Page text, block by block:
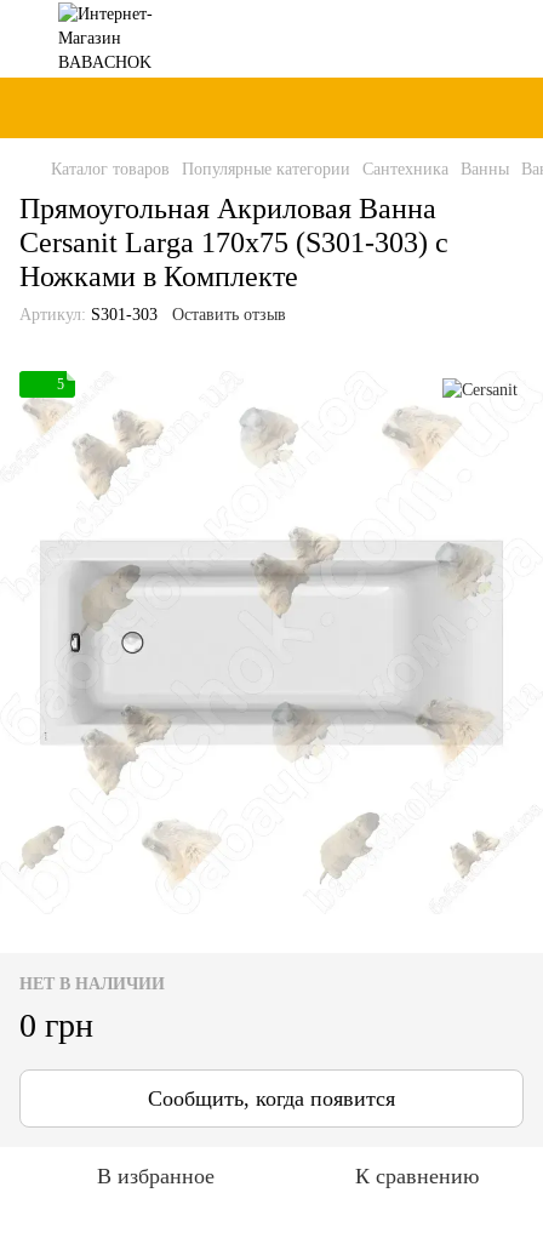
Каталог товаров Популярные категории Сантехника Ванны
Прямоугольная Акриловая Ванна
Cersanit Larga 170x75 (S301-303) с
Ножками в Комплекте
Артикул: S301-303 Оставить отзыв
5
НЕТ В НАЛИЧИИ
0 грн
Сообщить, когда появится
В избранное К сравнению